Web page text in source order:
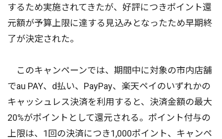
するため実施されてきたが、好評につきポイント還
元額が予算上限に達する見込みとなったため早期終
了が決定された。
このキャンペーンでは、期間中に対象の市内店舗
でau PAY、d払い、PayPay、楽天ペイのいずれかの
キャッシュレス決済を利用すると、決済金額の最大
20%がポイントとして還元される。ポイント付与の
上限は、1回の決済につき1,000ポイント、キャンペ